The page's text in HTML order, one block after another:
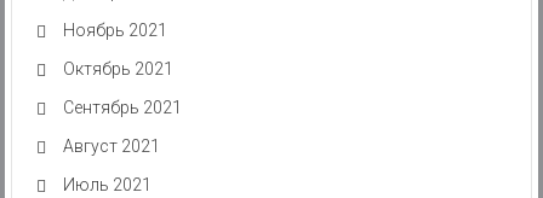
Ноябрь 2021
Октябрь 2021
Сентябрь 2021
Август 2021
Июль 2021